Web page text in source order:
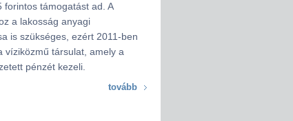
forintos támogatást ad. A
a lakosság anyagi
is szükséges, ezért 2011-ben
víziközmű társulat, amely a
pénzét kezeli.
tovább